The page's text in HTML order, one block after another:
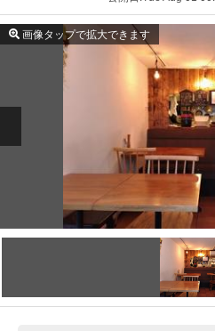
画像タップで拡大できます